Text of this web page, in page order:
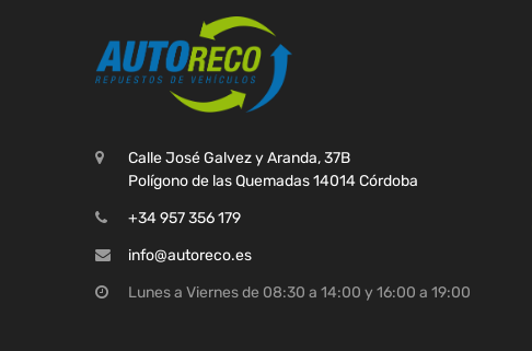
Calle José Galvez y Aranda, 37B
Polígono de las Quemadas 14014 Córdoba
+34 957 356 179
info@autoreco.es
Lunes a Viernes de 08:30 a 14:00 y 16:00 a 19:00